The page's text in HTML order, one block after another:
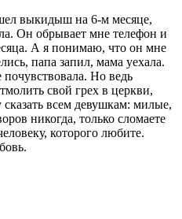
выкидыш на 6-м месяце,
Он обрывает мне телефон и
А я понимаю, что он мне
папа запил, мама уехала.
Но ведь
свой грех в церкви,
всем девушкам: милые,
никогда, только сломаете
которого любите.